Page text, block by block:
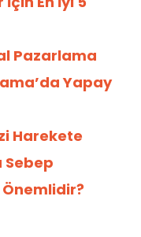
Pazarlama
Yapay
Harekete
Sebep
Önemlidir?